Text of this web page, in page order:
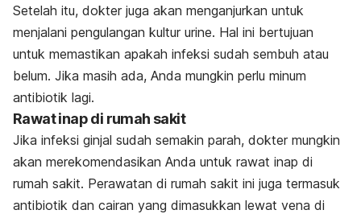
Setelah itu, dokter juga akan menganjurkan untuk
menjalani pengulangan kultur urine. Hal ini bertujuan
untuk memastikan apakah infeksi sudah sembuh atau
belum. Jika masih ada, Anda mungkin perlu minum
antibiotik lagi.
Rawat inap di rumah sakit
Jika infeksi ginjal sudah semakin parah, dokter mungkin
akan merekomendasikan Anda untuk rawat inap di
rumah sakit. Perawatan di rumah sakit ini juga termasuk
antibiotik dan cairan yang dimasukkan lewat vena di